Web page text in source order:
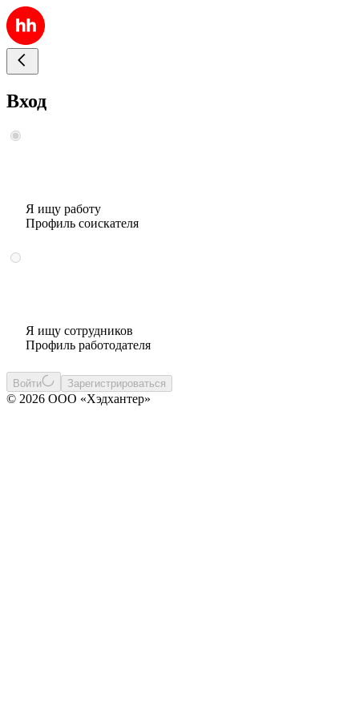
Вход
Я ищу работу
Профиль соискателя
Я ищу сотрудников
Профиль работодателя
Войти Зарегистрироваться
© 2026 ООО «Хэдхантер»